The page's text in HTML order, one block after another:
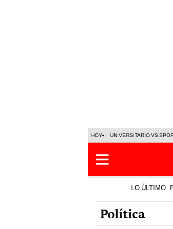
HOY UNIVERSITARIO VS
LO ÚLTIMO
Política